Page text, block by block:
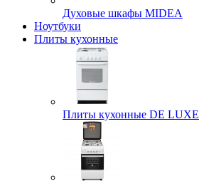
Духовые шкафы MIDEA
Ноутбуки
Плиты кухонные
Плиты кухонные DE LUXE